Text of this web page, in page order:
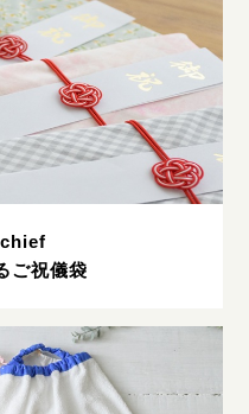
ご祝儀袋